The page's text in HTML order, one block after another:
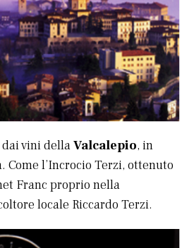
vini dellaValcalepio, in
Come l’Incrocio Terzi, ottenuto
Franc proprio nella
locale Riccardo Terzi.